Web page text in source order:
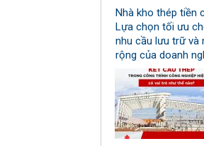
Nhà kho thép tiền
Lựa chọn tối ưu
nhu cầu lưu trữ và
rộng của doanh